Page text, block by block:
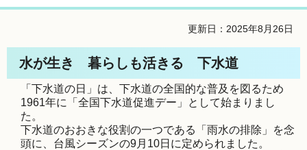
更新日：2025年8月26日
水が生き 暮らしも活きる 下水道
「下水道の日」は、下水道の全国的な普及を図るため
1961年に「全国下水道促進デー」として始まりまし
た。
下水道のおおきな役割の一つである「雨水の排除」を念
頭に、台風シーズンの9月10日に定められました。